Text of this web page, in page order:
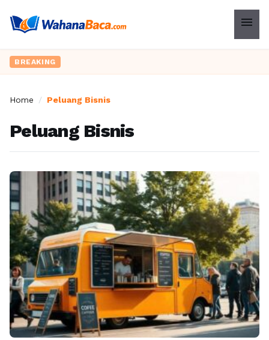
menu
BREAKING
Home / Peluang Bisnis
Peluang Bisnis